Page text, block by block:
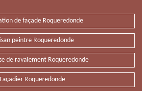
de façade Roqueredonde
peintre Roqueredonde
de ravalement Roqueredonde
Façadier Roqueredonde